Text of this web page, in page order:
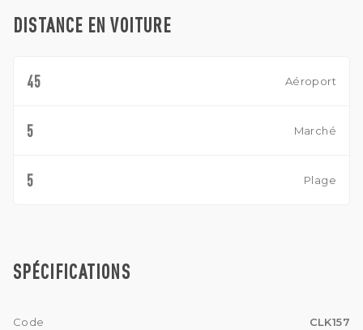
DISTANCE EN VOITURE
45 Aéroport
5 Marché
5 Plage
SPÉCIFICATIONS
Code CLK157